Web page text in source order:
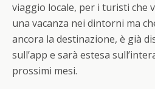
viaggio locale, per i turisti che
una vacanza nei dintorni ma
ancora la destinazione, è già
sull’app e sarà estesa
prossimi mesi.